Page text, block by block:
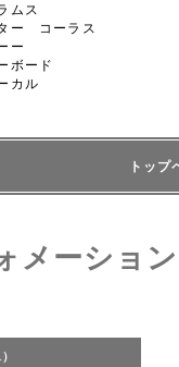
ムス
ー コーラス
ー
ード
ル
トップ
メーション